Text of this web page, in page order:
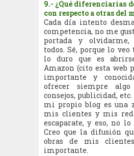
9.- ¿Qué diferenciarías
con respecto a otras del
Cada día intento
competencia, no me
portada y olvidarme,
todos. Sé, porque lo veo
lo duro que es
Amazon (cito esta web
importante y
ofrecer siempre algo
consejos, publicidad,
mi propio blog es una
mis clientes y mis
escaparate, y eso, no
Creo que la difusión
obras de mis
importante.